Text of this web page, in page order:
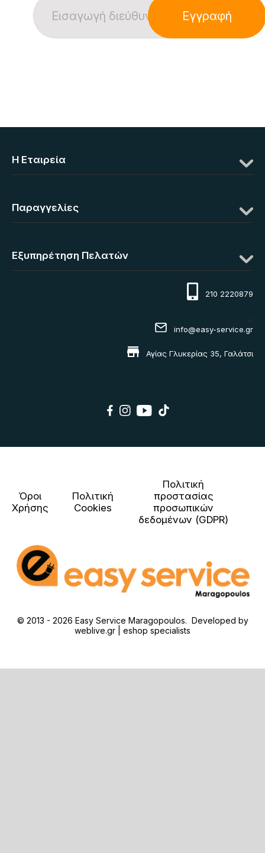
Εγγραφή
Η Eταιρεία
Παραγγελίες
Εξυπηρέτηση Πελατών
210 2220879
<
info@easy-service.gr
Αγίας Γλυκερίας 35, Γαλάτσι
Όροι
Χρήσης
Πολιτική
Cookies
Πολιτική
προστασίας
προσωπικών
δεδομένων (GDPR)
© 2013 - 2026 Easy Service Maragopoulos. Developed by
weblive.gr | eshop specialists